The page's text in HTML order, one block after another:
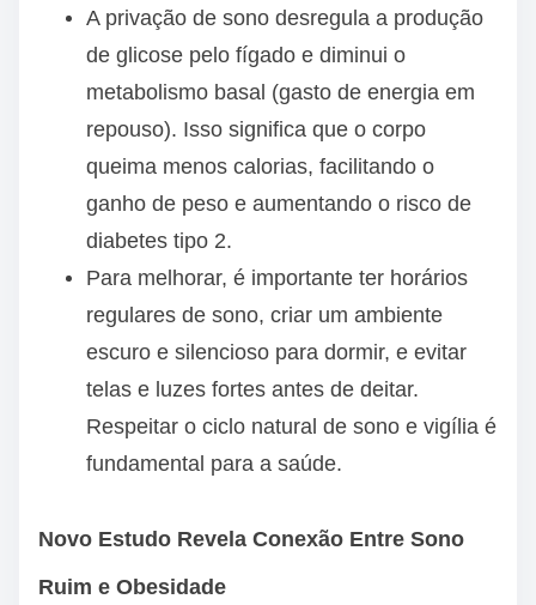
A privação de sono desregula a produção
de glicose pelo fígado e diminui o
metabolismo basal (gasto de energia em
repouso). Isso significa que o corpo
queima menos calorias, facilitando o
ganho de peso e aumentando o risco de
diabetes tipo 2.
Para melhorar, é importante ter horários
regulares de sono, criar um ambiente
escuro e silencioso para dormir, e evitar
telas e luzes fortes antes de deitar.
Respeitar o ciclo natural de sono e vigília é
fundamental para a saúde.
Novo Estudo Revela Conexão Entre Sono
Ruim e Obesidade